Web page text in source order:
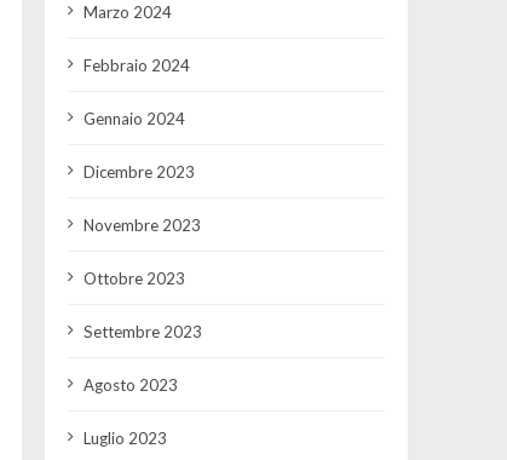
Marzo 2024
Febbraio 2024
Gennaio 2024
Dicembre 2023
Novembre 2023
Ottobre 2023
Settembre 2023
Agosto 2023
Luglio 2023